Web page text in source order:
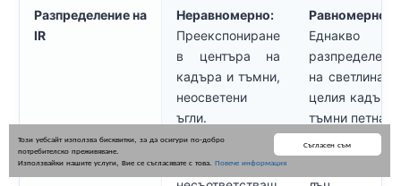
Съгласен съм
Този уебсайт използва бисквитки, за да осигури по-добро
потребителско преживяване.
Използвайки нашите услуги, Вие се съгласявате с това. Повече информация
Разпределение на
IR
Неравномерно:
Преекспониране
в центъра на
кадъра и тъмни,
неосветени
ъгли.
Равномерно:
Еднакво
на
целия кадър,
тъмни петна.
Форма на лъча
Кръгъл лъч,